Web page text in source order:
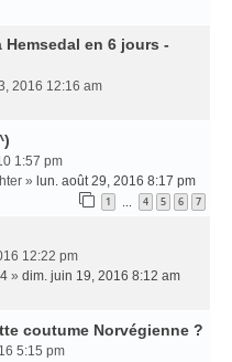
en 6 jours -
2016 12:16 am
1:57 pm
» lun. août 29, 2016 8:17 pm
1 … 4 5 6 7
12:22 pm
» dim. juin 19, 2016 8:12 am
coutume Norvégienne ?
5:15 pm